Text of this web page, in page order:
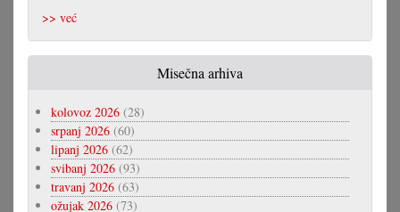
>> već
Misečna arhiva
kolovoz 2026 (28)
srpanj 2026 (60)
lipanj 2026 (62)
svibanj 2026 (93)
travanj 2026 (63)
ožujak 2026 (73)